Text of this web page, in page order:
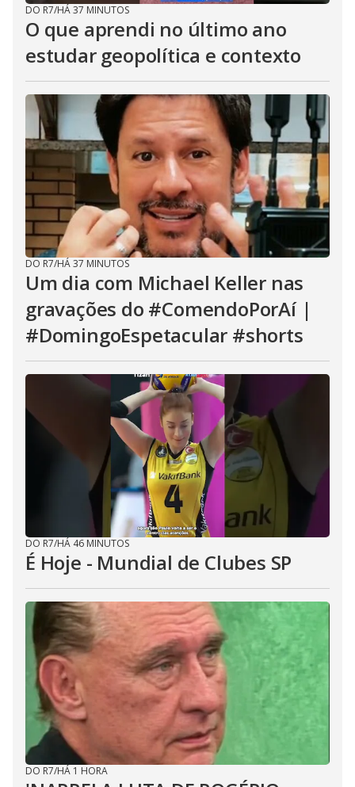
DO R7/HÁ 37 MINUTOS
O que aprendi no último ano
estudar geopolítica e contexto
DO R7/HÁ 37 MINUTOS
Um dia com Michael Keller nas
gravações do #ComendoPorAí |
#DomingoEspetacular #shorts
DO R7/HÁ 46 MINUTOS
É Hoje - Mundial de Clubes SP
DO R7/HÁ 1 HORA